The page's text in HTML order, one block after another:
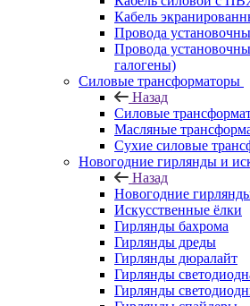
Кабель
Провода
Провода
галогены)
Силовые трансформаторы
Назад
Силовые
Масляные
Сухие силовые
Новогодние гирлянды и
Назад
Новогодние
Искусственные ёлки
Гирлянды бахрома
Гирлянды дреды
Гирлянды дюралайт
Гирлянды
Гирлянды